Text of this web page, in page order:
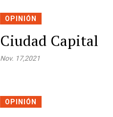
OPINIÓN
Ciudad Capital
Nov. 17,2021
OPINIÓN